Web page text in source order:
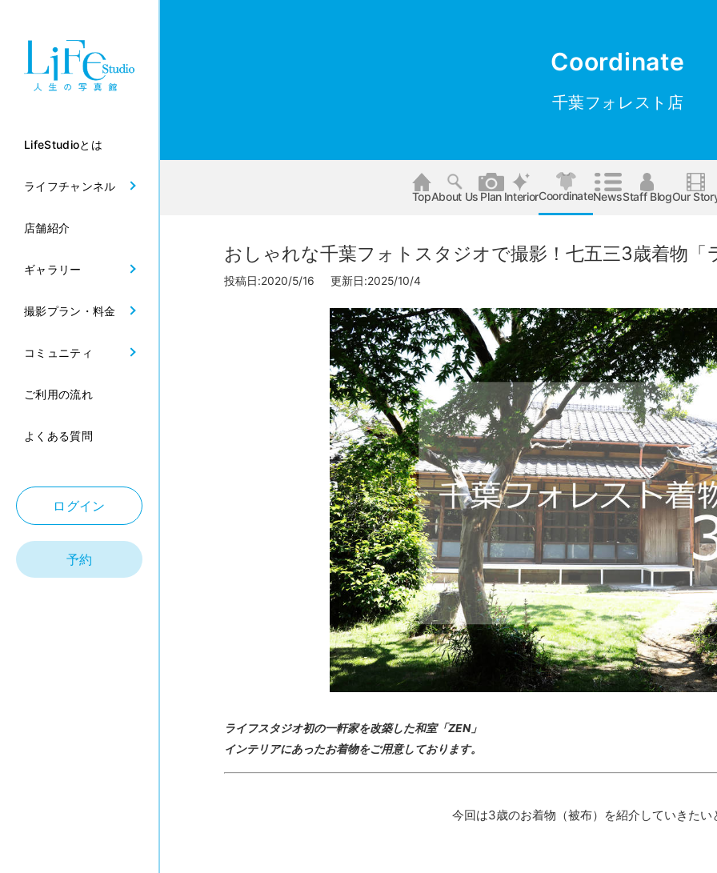
LifeStudioとは
ライフチャンネル
店舗紹介
ギャラリー
撮影プラン・料金
コミュニティ
ご利用の流れ
よくある質問
ログイン
予約
Coordinate
千葉フォレスト店
TopAbout Us Plan InteriorCoordinateNewsStaff BlogOur
おしゃれな千葉フォトスタジオで撮影！七五三3歳着物
投稿日:2020/5/16 更新日:2025/10/4
ライフスタジオ初の一軒家を改築した和室「ZEN」
インテリアにあったお着物をご用意しております。
今回は3歳のお着物（被布）を紹介していきたい